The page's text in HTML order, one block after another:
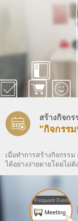
สร้างกิจกร
"กิจกรร
เมื่อทำการสร้างกิจกรร
ได้อย่างง่ายดายโดยไม่